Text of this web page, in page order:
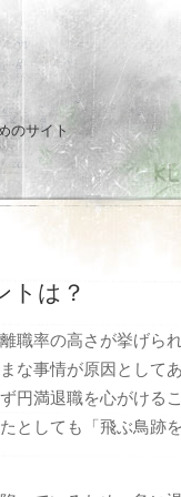
のサイト
トは？
職率の高さが挙げら
な事情が原因として
円満退職を心がける
としても「飛ぶ鳥跡